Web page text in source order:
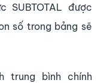
SUBTOTAL được
số trong bảng sẽ
trung bình chính